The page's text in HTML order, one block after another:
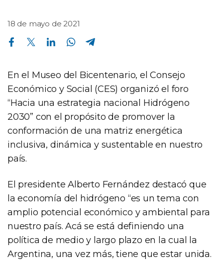
18 de mayo de 2021
Compartir en Facebook Compartir en Twitter Compartir en Linkedin Compartir en Whatsapp
En el Museo del Bicentenario, el Consejo
Económico y Social (CES) organizó el foro
“Hacia una estrategia nacional Hidrógeno
2030” con el propósito de promover la
conformación de una matriz energética
inclusiva, dinámica y sustentable en nuestro
país.
El presidente Alberto Fernández destacó que
la economía del hidrógeno “es un tema con
amplio potencial económico y ambiental para
nuestro país. Acá se está definiendo una
política de medio y largo plazo en la cual la
Argentina, una vez más, tiene que estar unida.